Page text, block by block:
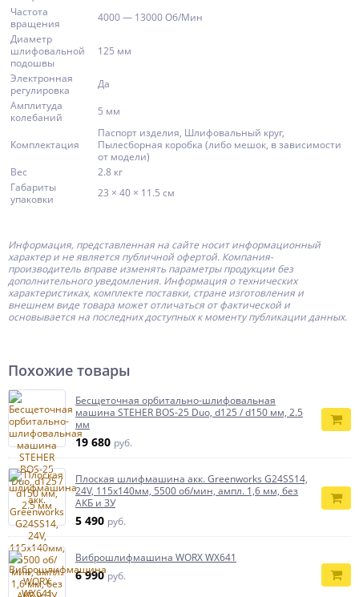
Частота
вращения
4000 — 13000 Об/Мин
Диаметр
шлифовальной
подошвы
125 мм
Электронная
регулировка
Да
Амплитуда
колебаний
5 мм
Комплектация
Паспорт изделия, Шлифовальный круг,
Пылесборная коробка (либо мешок, в зависимости
от модели)
Вес
2.8 кг
Габариты
упаковки
23 × 40 × 11.5 см
Информация, представленная на сайте носит информационный
характер и не является публичной офертой. Компания-
производитель вправе изменять параметры продукции без
дополнительного уведомления. Информация о технических
характеристиках, комплекте поставки, стране изготовления и
внешнем виде товара может отличаться от фактической и
основывается на последних доступных к моменту публикации данных.
Похожие товары
Бесщеточная орбитально-шлифовальная
машина STEHER BOS-25 Duo, d125 / d150 мм, 2.5
мм
19 680 руб.
Плоская шлифмашина акк. Greenworks G24SS14,
24V, 115x140мм, 5500 об/мин, ампл. 1,6 мм, без
АКБ и ЗУ
5 490 руб.
Виброшлифмашина WORX WX641
6 990руб.